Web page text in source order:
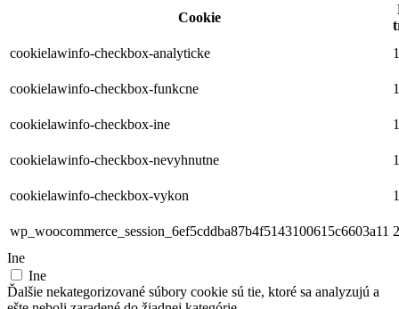
Cookie
cookielawinfo-checkbox-analyticke
cookielawinfo-checkbox-funkcne
cookielawinfo-checkbox-ine
cookielawinfo-checkbox-nevyhnutne
cookielawinfo-checkbox-vykon
wp_woocommerce_session_6ef5cddba87b4f5143100615c6603a11
Ine
Ine
Ďalšie nekategorizované súbory cookie sú tie, ktoré sa analyzujú a